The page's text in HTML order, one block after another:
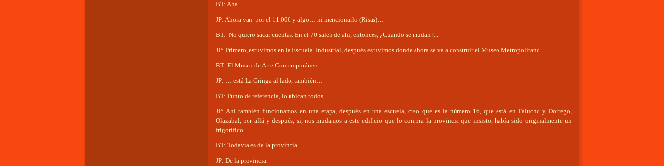
BT: Aha…
JP: Ahora van por el 11.000 y algo… ni mencionarlo (Risas)…
BT: No quiero sacar cuentas. En el 70 salen de ahí, entonces, ¿Cuándo se mudan?...
JP: Primero, estuvimos en la Escuela Industrial, después estuvimos donde ahora se va a construir el Museo Metropolitano…
BT: El Museo de Arte Contemporáneo…
JP: … está La Gringa al lado, también…
BT: Punto de referencia, lo ubican todos…
JP: Ahí también funcionamos en una etapa, después en una escuela, creo que es la número 16, que está en Falucho y Dorrego,
Olazabal, por allá y después, si, nos mudamos a este edificio que lo compra la provincia que insisto, había sido originalmente un
frigorífico.
BT: Todavía es de la provincia.
JP: De la provincia.